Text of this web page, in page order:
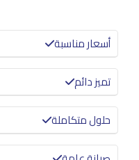
أسعار مناسبة
تميز دائم
حلول متكاملة